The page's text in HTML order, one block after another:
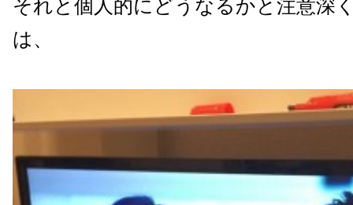
それと個人的にどうなるかと注意深
は、